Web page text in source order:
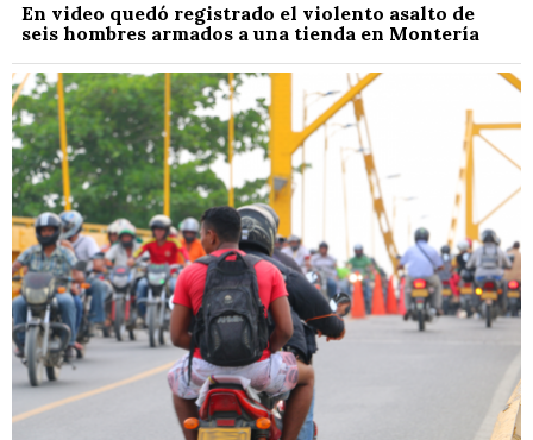
En video quedó registrado el violento asalto de
seis hombres armados a una tienda en Montería